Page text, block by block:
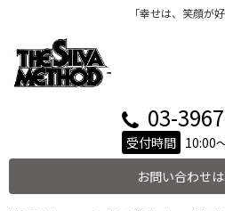
「幸せは、笑顔が
03-
受付時間 10:00
お問い合わせ